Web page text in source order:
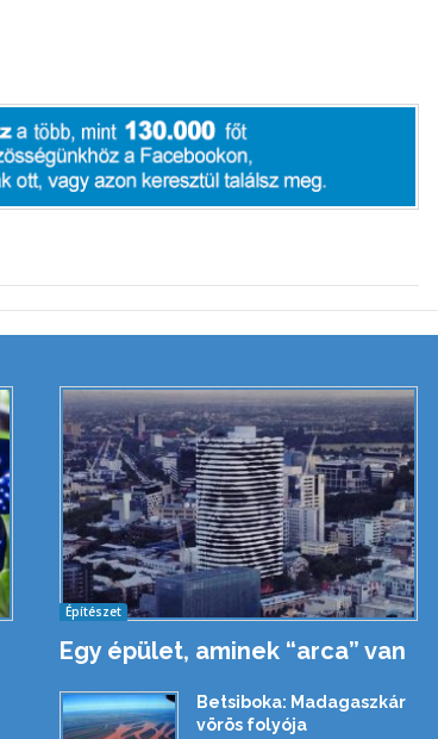
Építészet
Egy épület, aminek “arca” van
Betsiboka: Madagaszkár
vörös folyója